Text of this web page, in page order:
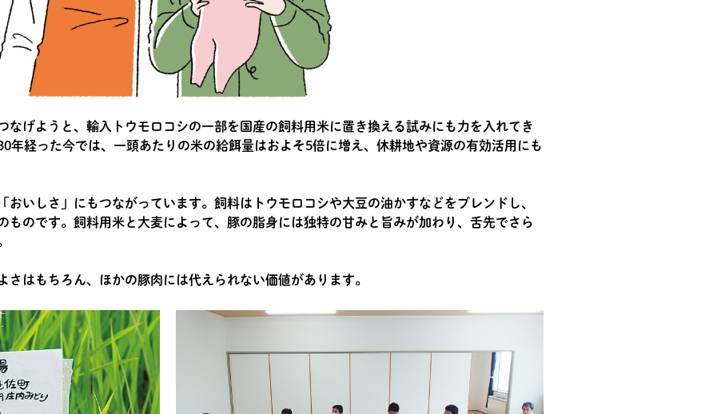
なげようと、輸入トウモロコシの一部を国産の飼料用米に置き換える試みにも力を入れてき
年経った今では、一頭あたりの米の給餌量はおよそ5倍に増え、休耕地や資源の有効活用にも
おいしさ」にもつながっています。飼料はトウモロコシや大豆の油かすなどをブレンドし、
ものです。飼料用米と大麦によって、豚の脂身には独特の甘みと旨みが加わり、舌先でさら
さはもちろん、ほかの豚肉には代えられない価値があります。